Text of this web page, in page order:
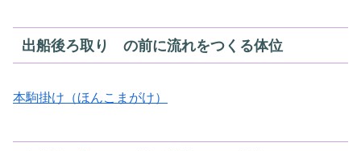
出船後ろ取り の前に流れをつくる体位
本駒掛け（ほんこまがけ）